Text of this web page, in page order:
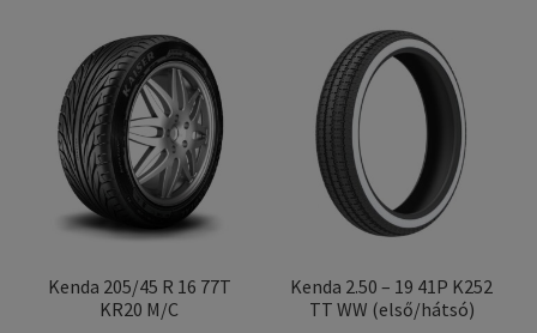
Kenda 205/45 R 16 77T
KR20 M/C
Kenda 2.50 – 19 41P K252
TT WW (első/hátsó)